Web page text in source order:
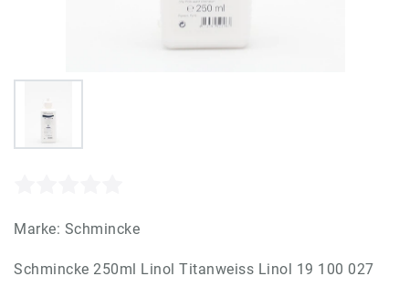
Marke: Schmincke
Schmincke 250ml Linol Titanweiss Linol 19 100 027